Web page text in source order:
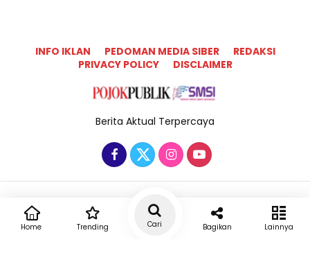
INFO IKLAN PEDOMAN MEDIA SIBER
REDAKSI
PRIVACY POLICY
DISCLAIMER
Berita Aktual Terpercaya
Copyright @2025 Pojok Publik All Rights Reserved
Home Trending Cari Bagikan Lainnya